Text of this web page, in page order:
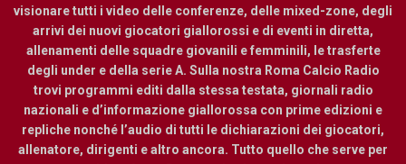
visionare tutti i video delle conferenze, delle mixed-zone, degli
arrivi dei nuovi giocatori giallorossi e di eventi in diretta,
allenamenti delle squadre giovanili e femminili, le trasferte
degli under e della serie A. Sulla nostra Roma Calcio Radio
trovi programmi editi dalla stessa testata, giornali radio
nazionali e d’informazione giallorossa con prime edizioni e
repliche nonché l’audio di tutti le dichiarazioni dei giocatori,
allenatore, dirigenti e altro ancora. Tutto quello che serve per